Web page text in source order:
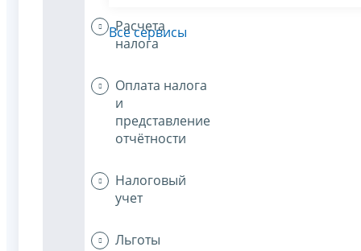
Расчета
налога
Оплата налога
и
представление
отчётности
Налоговый
учет
Льготы
Все сервисы